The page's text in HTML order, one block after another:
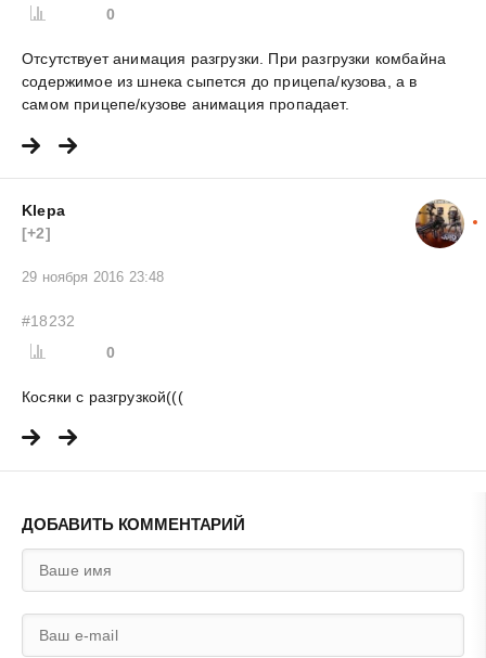
0
Отсутствует анимация разгрузки. При разгрузки комбайна
содержимое из шнека сыпется до прицепа/кузова, а в
самом прицепе/кузове анимация пропадает.
Klepa
[+2]
29 ноября 2016 23:48
#18232
0
Косяки с разгрузкой(((
ДОБАВИТЬ КОММЕНТАРИЙ